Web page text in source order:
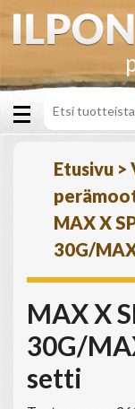
Etusivu >
MAX X
30G/
MAX X
30G/
setti